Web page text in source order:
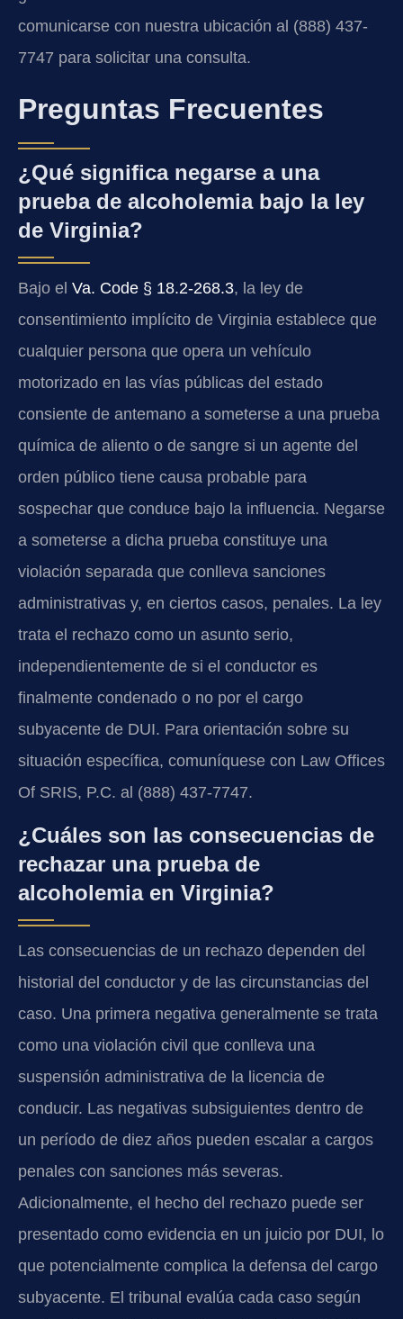
comunicarse con nuestra ubicación al (888) 437-
7747 para solicitar una consulta.
Preguntas Frecuentes
¿Qué significa negarse a una
prueba de alcoholemia bajo la ley
de Virginia?
Bajo el Va. Code § 18.2-268.3, la ley de
consentimiento implícito de Virginia establece que
cualquier persona que opera un vehículo
motorizado en las vías públicas del estado
consiente de antemano a someterse a una prueba
química de aliento o de sangre si un agente del
orden público tiene causa probable para
sospechar que conduce bajo la influencia. Negarse
a someterse a dicha prueba constituye una
violación separada que conlleva sanciones
administrativas y, en ciertos casos, penales. La ley
trata el rechazo como un asunto serio,
independientemente de si el conductor es
finalmente condenado o no por el cargo
subyacente de DUI. Para orientación sobre su
situación específica, comuníquese con Law Offices
Of SRIS, P.C. al (888) 437-7747.
¿Cuáles son las consecuencias de
rechazar una prueba de
alcoholemia en Virginia?
Las consecuencias de un rechazo dependen del
historial del conductor y de las circunstancias del
caso. Una primera negativa generalmente se trata
como una violación civil que conlleva una
suspensión administrativa de la licencia de
conducir. Las negativas subsiguientes dentro de
un período de diez años pueden escalar a cargos
penales con sanciones más severas.
Adicionalmente, el hecho del rechazo puede ser
presentado como evidencia en un juicio por DUI, lo
que potencialmente complica la defensa del cargo
subyacente. El tribunal evalúa cada caso según